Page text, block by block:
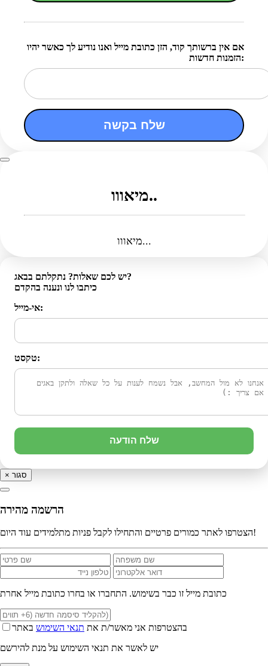
אם אין ברשותך קוד, הזן כתובת מייל ואנו נודיע לך כאשר יהיו
הזמנות חדשות:
שלח בקשה
מיאווו..
מיאווו...
יש לכם שאלות? נתקלתם בבאג?
כיתבו לנו ונענה בהקדם
אי-מייל:
טקסט:
שלח הודעה
× סגור
הרשמה מהירה
הצטרפו לאתר כמורים פרטיים והתחילו לקבל פניות מתלמידים עוד היום!
כתובת מייל זו כבר בשימוש. התחברו או בחרו כתובת מייל אחרת
בהצטרפות אני מאשר/ת את תנאי השימוש באתר
יש לאשר את תנאי השימוש על מנת להירשם